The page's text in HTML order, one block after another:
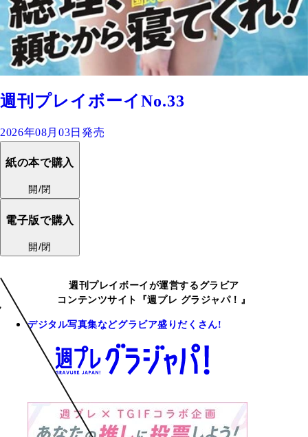
週刊プレイボーイNo.33
2026年08月03日発売
紙の本で購入
開/閉
電子版で購入
開/閉
週刊プレイボーイが運営するグラビア
コンテンツサイト『週プレ グラジャパ！』
デジタル写真集などグラビア盛りだくさん!